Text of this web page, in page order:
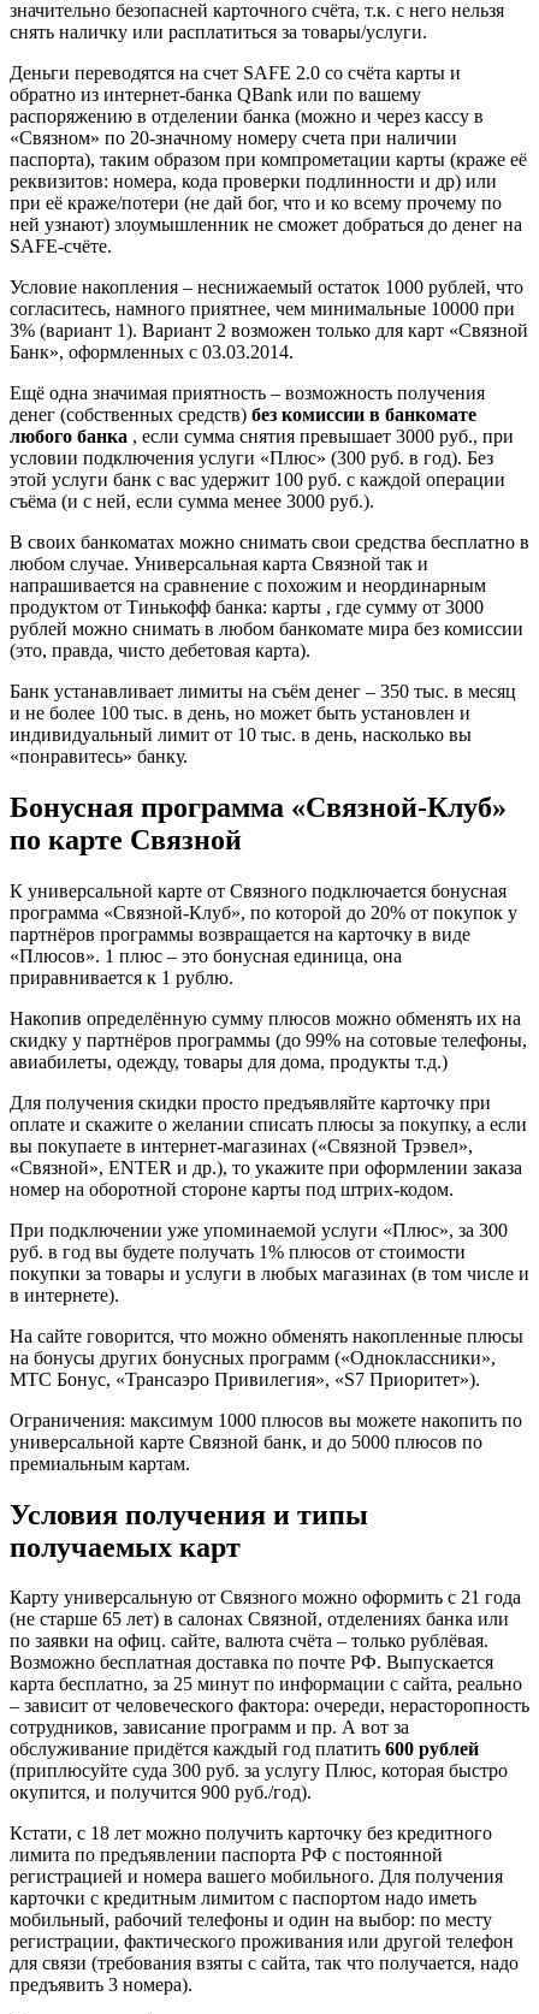
значительно безопасней карточного счёта, т.к. с него нельзя
снять наличку или расплатиться за товары/услуги.
Деньги переводятся на счет SAFE 2.0 со счёта карты и
обратно из интернет-банка QBank или по вашему
распоряжению в отделении банка (можно и через кассу в
«Связном» по 20-значному номеру счета при наличии
паспорта), таким образом при компрометации карты (краже её
реквизитов: номера, кода проверки подлинности и др) или
при её краже/потери (не дай бог, что и ко всему прочему по
ней узнают) злоумышленник не сможет добраться до денег на
SAFE-счёте.
Условие накопления – неснижаемый остаток 1000 рублей, что
согласитесь, намного приятнее, чем минимальные 10000 при
3% (вариант 1). Вариант 2 возможен только для карт «Связной
Банк», оформленных с 03.03.2014.
Ещё одна значимая приятность – возможность получения
денег (собственных средств) без комиссии в банкомате
любого банка , если сумма снятия превышает 3000 руб., при
условии подключения услуги «Плюс» (300 руб. в год). Без
этой услуги банк с вас удержит 100 руб. с каждой операции
съёма (и с ней, если сумма менее 3000 руб.).
В своих банкоматах можно снимать свои средства бесплатно в
любом случае. Универсальная карта Связной так и
напрашивается на сравнение с похожим и неординарным
продуктом от Тинькофф банка: карты , где сумму от 3000
рублей можно снимать в любом банкомате мира без комиссии
(это, правда, чисто дебетовая карта).
Банк устанавливает лимиты на съём денег – 350 тыс. в месяц
и не более 100 тыс. в день, но может быть установлен и
индивидуальный лимит от 10 тыс. в день, насколько вы
«понравитесь» банку.
Бонусная программа «Связной-Клуб»
по карте Связной
К универсальной карте от Связного подключается бонусная
программа «Связной-Клуб», по которой до 20% от покупок у
партнёров программы возвращается на карточку в виде
«Плюсов». 1 плюс – это бонусная единица, она
приравнивается к 1 рублю.
Накопив определённую сумму плюсов можно обменять их на
скидку у партнёров программы (до 99% на сотовые телефоны,
авиабилеты, одежду, товары для дома, продукты т.д.)
Для получения скидки просто предъявляйте карточку при
оплате и скажите о желании списать плюсы за покупку, а если
вы покупаете в интернет-магазинах («Связной Трэвел»,
«Связной», ENTER и др.), то укажите при оформлении заказа
номер на оборотной стороне карты под штрих-кодом.
При подключении уже упоминаемой услуги «Плюс», за 300
руб. в год вы будете получать 1% плюсов от стоимости
покупки за товары и услуги в любых магазинах (в том числе и
в интернете).
На сайте говорится, что можно обменять накопленные плюсы
на бонусы других бонусных программ («Одноклассники»,
МТС Бонус, «Трансаэро Привилегия», «S7 Приоритет»).
Ограничения: максимум 1000 плюсов вы можете накопить по
универсальной карте Связной банк, и до 5000 плюсов по
премиальным картам.
Условия получения и типы
получаемых карт
Карту универсальную от Связного можно оформить с 21 года
(не старше 65 лет) в салонах Связной, отделениях банка или
по заявки на офиц. сайте, валюта счёта – только рублёвая.
Возможно бесплатная доставка по почте РФ. Выпускается
карта бесплатно, за 25 минут по информации с сайта, реально
– зависит от человеческого фактора: очереди, нерасторопность
сотрудников, зависание программ и пр. А вот за
обслуживание придётся каждый год платить 600 рублей
(приплюсуйте суда 300 руб. за услугу Плюс, которая быстро
окупится, и получится 900 руб./год).
Кстати, с 18 лет можно получить карточку без кредитного
лимита по предъявлении паспорта РФ с постоянной
регистрацией и номера вашего мобильного. Для получения
карточки с кредитным лимитом с паспортом надо иметь
мобильный, рабочий телефоны и один на выбор: по месту
регистрации, фактического проживания или другой телефон
для связи (требования взяты с сайта, так что получается, надо
предъявить 3 номера).